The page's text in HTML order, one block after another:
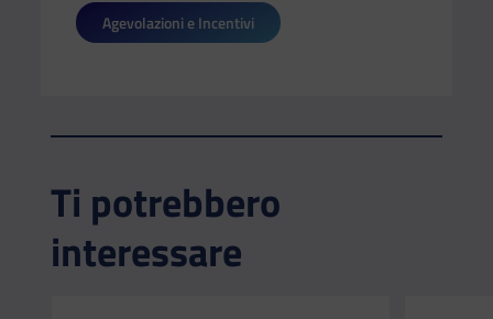
Agevolazioni e Incentivi
Ti potrebbero
interessare